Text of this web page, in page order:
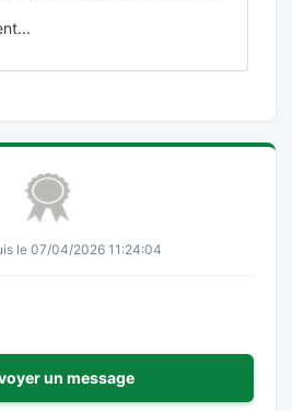
le 07/04/2026 11:24:04
un message